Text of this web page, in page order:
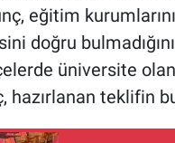
eğitim
doğru
üniversite
hazırlanan teklifin